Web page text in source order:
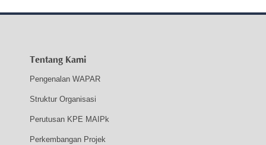
Tentang Kami
Pengenalan WAPAR
Struktur Organisasi
Perutusan KPE MAIPk
Perkembangan Projek